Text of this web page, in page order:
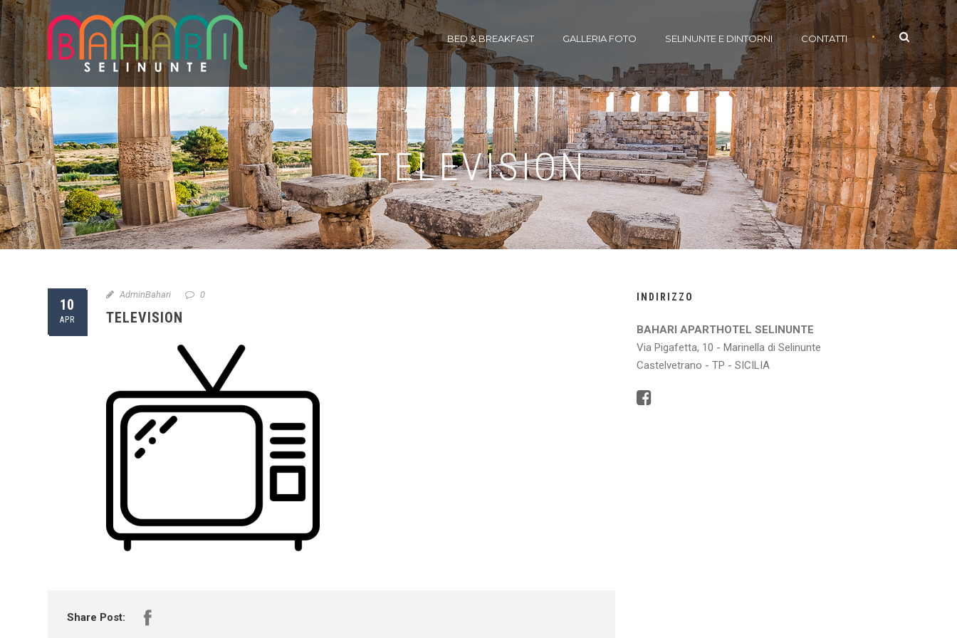
BED & BREAKFAST GALLERIA FOTO SELINUNTE E DINTORNI CONTATTI •
TELEVISION
10
APR
AdminBahari 0
TELEVISION
Share Post:
INDIRIZZO
BAHARI APARTHOTEL SELINUNTE
Via Pigafetta, 10 - Marinella di Selinunte
Castelvetrano - TP - SICILIA